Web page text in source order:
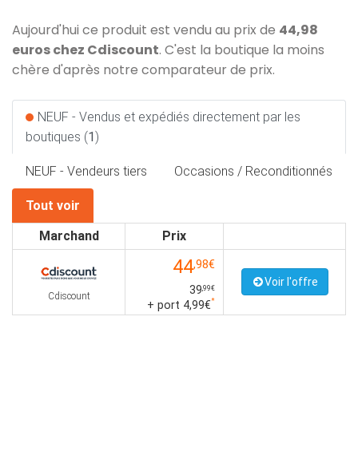
Aujourd'hui ce produit est vendu au prix de 44,98
euros chez Cdiscount. C'est la boutique la moins
chère d'après notre comparateur de prix.
NEUF - Vendus et expédiés directement par les
boutiques (1)
NEUF - Vendeurs tiers Occasions / Reconditionnés
Tout voir
Marchand
Prix
Cdiscount
44,98€
39,99€
+ port 4,99€*
Voir l'offre